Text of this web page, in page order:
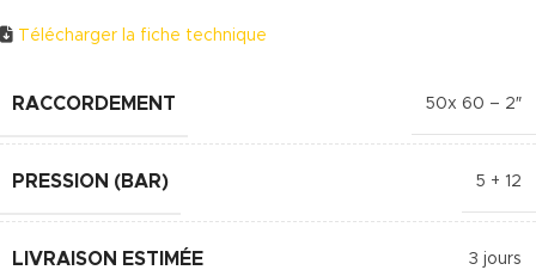
Télécharger la fiche technique
RACCORDEMENT 50x 60 – 2″
PRESSION (BAR) 5 + 12
LIVRAISON ESTIMÉE 3 jours